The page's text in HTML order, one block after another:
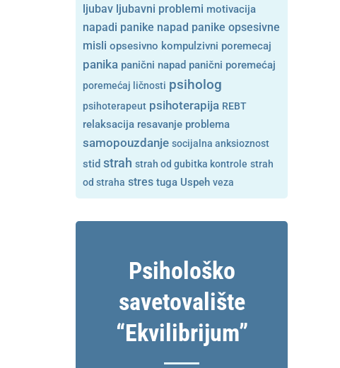
ljubav ljubavni problemi motivacija
napadi panike napad panike opsesivne
misli opsesivno kompulzivni poremecaj
panika panični napad panični poremećaj
poremećaj ličnosti psiholog
psihoterapeut psihoterapija REBT
relaksacija resavanje problema
samopouzdanje socijalna anksioznost
stid strah strah od gubitka kontrole strah
od straha stres tuga Uspeh veza
Psihološko
savetovalište
“Ekvilibrijum”